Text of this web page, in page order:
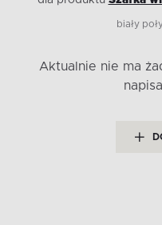
biały
Aktualnie nie ma